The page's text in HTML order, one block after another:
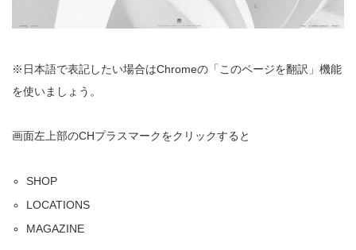
※日本語で表記したい場合はChromeの「このページを翻訳」機能
を使いましょう。
画面左上部のCHプラスマークをクリックすると
SHOP
LOCATIONS
MAGAZINE